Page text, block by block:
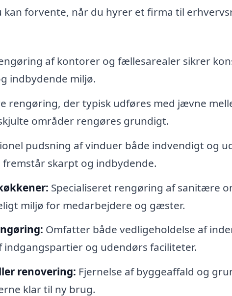
kan forvente, når du hyrer et firma til
af kontorer og fællesarealer sikrer
indbydende miljø.
rengøring, der typisk udføres med jævne
områder rengøres grundigt.
pudsning af vinduer både indvendigt og
skarpt og indbydende.
Specialiseret rengøring af sanitære
miljø for medarbejdere og gæster.
Omfatter både vedligeholdelse af
og udendørs faciliteter.
renovering: Fjernelse af byggeaffald og
klar til ny brug.